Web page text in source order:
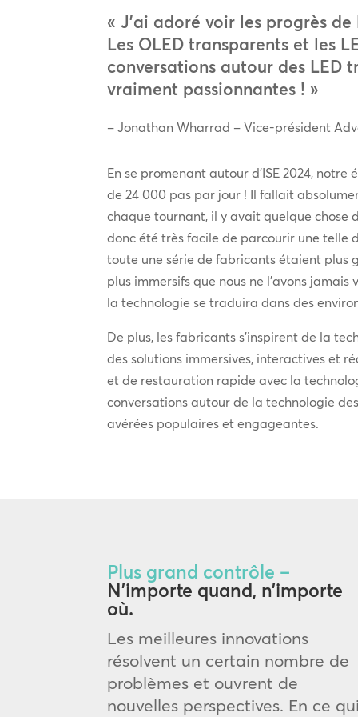
« J’ai adoré voir les progrès
Les OLED transparents et les
conversations autour des LED
vraiment passionnantes ! »
– Jonathan Wharrad – Vice-président
En se promenant autour d’ISE 2024,
de 24 000 pas par jour ! Il fallait
chaque tournant, il y avait quelque chose
donc été très facile de parcourir une telle
toute une série de fabricants étaient plus
plus immersifs que nous ne l’avons
la technologie se traduira dans des
De plus, les fabricants s’inspirent de la
des solutions immersives, interactives et
et de restauration rapide avec la
conversations autour de la technologie
avérées populaires et engageantes.
Plus grand contrôle –
N’importe quand, n’importe
où.
Les meilleures innovations
résolvent un certain nombre de
problèmes et ouvrent de
nouvelles perspectives. En ce